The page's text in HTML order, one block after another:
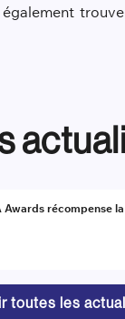
Awards récompense
toutes les